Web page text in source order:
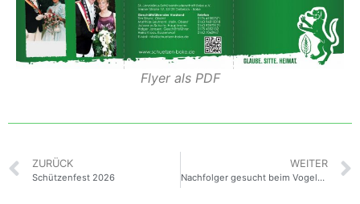
Flyer als PDF
ZURÜCK
Schützenfest 2026
WEITER
Nachfolger gesucht beim Vogelschießen